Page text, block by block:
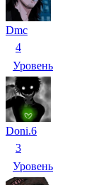
Dmc
4
Уровень
Doni.6
3
Уровень